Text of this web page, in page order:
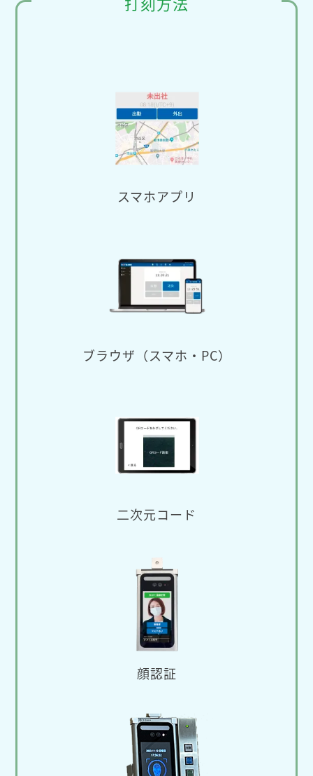
スマホアプリ
ブラウザ（スマホ・PC）
二次元コード
顔認証